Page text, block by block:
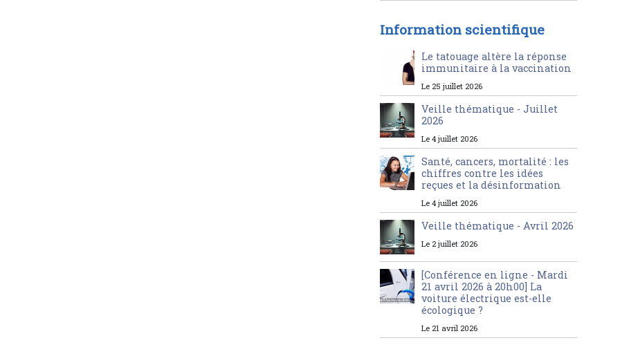
Information scientifique
Le tatouage altère la réponse
immunitaire à la vaccination
Le 25 juillet 2026
Veille thématique - Juillet
2026
Le 4 juillet 2026
Santé, cancers, mortalité : les
chiffres contre les idées
reçues et la désinformation
Le 4 juillet 2026
Veille thématique - Avril 2026
Le 2 juillet 2026
[Conférence en ligne - Mardi
21 avril 2026 à 20h00] La
voiture électrique est-elle
écologique ?
Le 21 avril 2026